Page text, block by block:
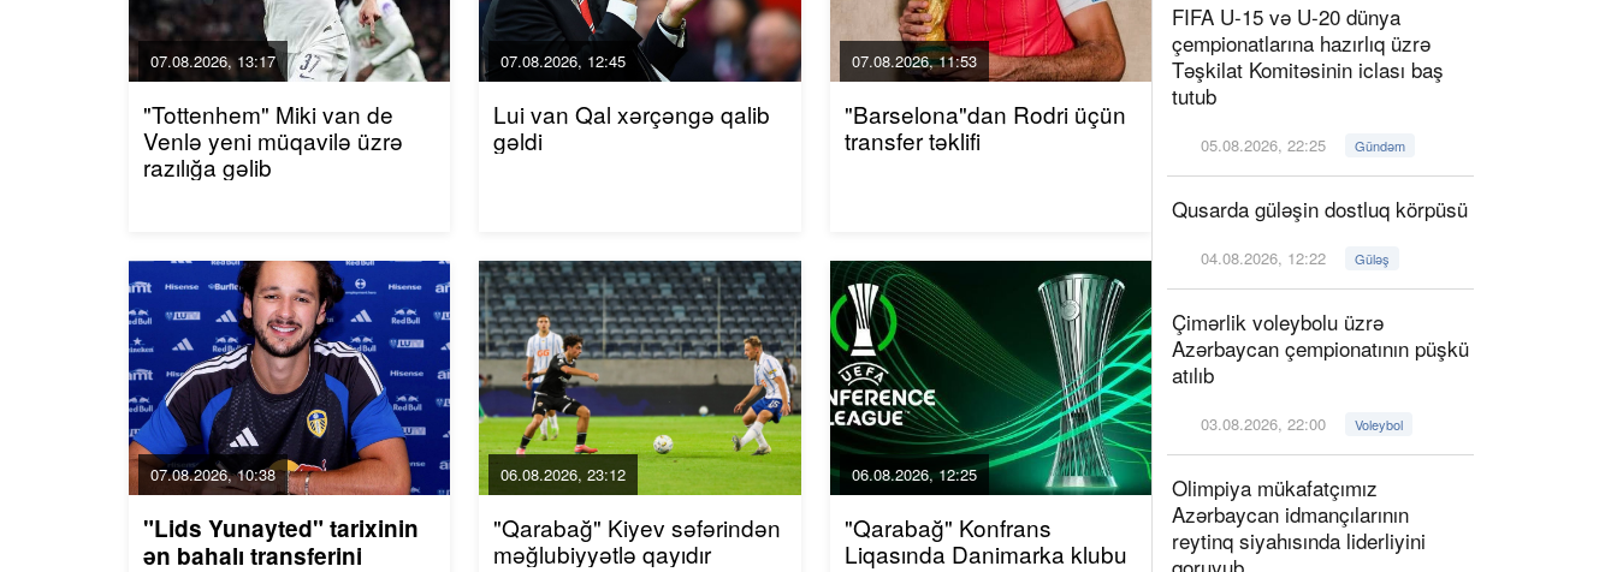
07.08.2026, 13:17
"Tottenhem" Miki van de
Venlə yeni müqavilə üzrə
razılığa gəlib
07.08.2026, 12:45
Lui van Qal xərçəngə qalib
gəldi
07.08.2026, 11:53
"Barselona"dan Rodri üçün
transfer təklifi
07.08.2026, 10:38
"Lids Yunayted" tarixinin
ən bahalı transferini
06.08.2026, 23:12
"Qarabağ" Kiyev səfərindən
məğlubiyyətlə qayıdır
06.08.2026, 12:25
"Qarabağ" Konfrans
Liqasında Danimarka klubu
FIFA U-15 və U-20 dünya
çempionatlarına hazırlıq üzrə
Təşkilat Komitəsinin iclası baş
tutub
05.08.2026, 22:25 Gündəm
Qusarda güləşin dostluq körpüsü
04.08.2026, 12:22 Güləş
Çimərlik voleybolu üzrə
Azərbaycan çempionatının püşkü
atılıb
03.08.2026, 22:00 Voleybol
Olimpiya mükafatçımız
Azərbaycan idmançılarının
reytinq siyahısında liderliyini